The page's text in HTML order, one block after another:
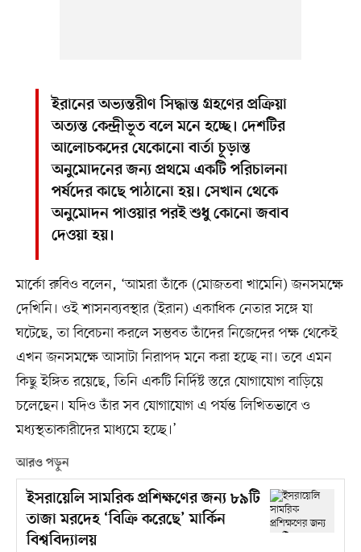
ইরানের অভ্যন্তরীণ সিদ্ধান্ত গ্রহণের প্রক্রিয়া
অত্যন্ত কেন্দ্রীভূত বলে মনে হচ্ছে। দেশটির
আলোচকদের যেকোনো বার্তা চূড়ান্ত
অনুমোদনের জন্য প্রথমে একটি পরিচালনা
পর্ষদের কাছে পাঠানো হয়। সেখান থেকে
অনুমোদন পাওয়ার পরই শুধু কোনো জবাব
দেওয়া হয়।
মার্কো রুবিও বলেন, ‘আমরা তাঁকে (মোজতবা খামেনি) জনসমক্ষে
দেখিনি। ওই শাসনব্যবস্থার (ইরান) একাধিক নেতার সঙ্গে যা
ঘটেছে, তা বিবেচনা করলে সম্ভবত তাঁদের নিজেদের পক্ষ থেকেই
এখন জনসমক্ষে আসাটা নিরাপদ মনে করা হচ্ছে না। তবে এমন
কিছু ইঙ্গিত রয়েছে, তিনি একটি নির্দিষ্ট স্তরে যোগাযোগ বাড়িয়ে
চলেছেন। যদিও তাঁর সব যোগাযোগ এ পর্যন্ত লিখিতভাবে ও
মধ্যস্থতাকারীদের মাধ্যমে হচ্ছে।’
আরও পড়ুন
ইসরায়েলি সামরিক প্রশিক্ষণের জন্য ৮৯টি
তাজা মরদেহ ‘বিক্রি করেছে’ মার্কিন
বিশ্ববিদ্যালয়